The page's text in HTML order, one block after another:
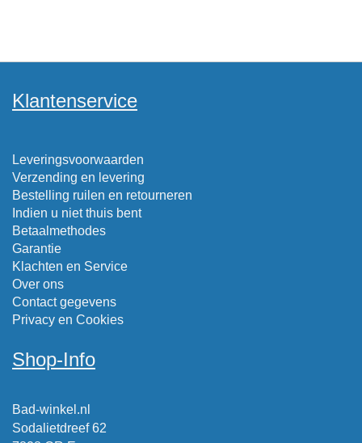
Klantenservice
Leveringsvoorwaarden
Verzending en levering
Bestelling ruilen en retourneren
Indien u niet thuis bent
Betaalmethodes
Garantie
Klachten en Service
Over ons
Contact gegevens
Privacy en Cookies
Shop-Info
Bad-winkel.nl
Sodalietdreef 62